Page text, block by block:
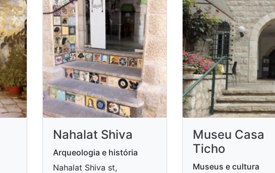
Nahalat Shiva
Arqueologia e história
Nahalat Shiva st,
Museu Casa
Ticho
Museus e cultura